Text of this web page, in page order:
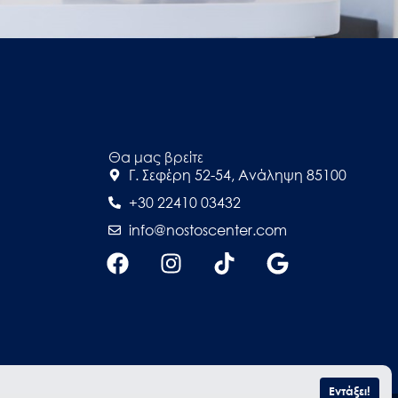
Εντάξει!
Θα μας βρείτε
Γ. Σεφέρη 52-54, Ανάληψη 85100
+30 22410 03432
info@nostoscenter.com